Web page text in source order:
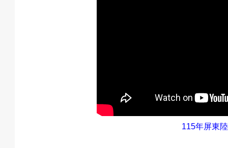
115年屏東